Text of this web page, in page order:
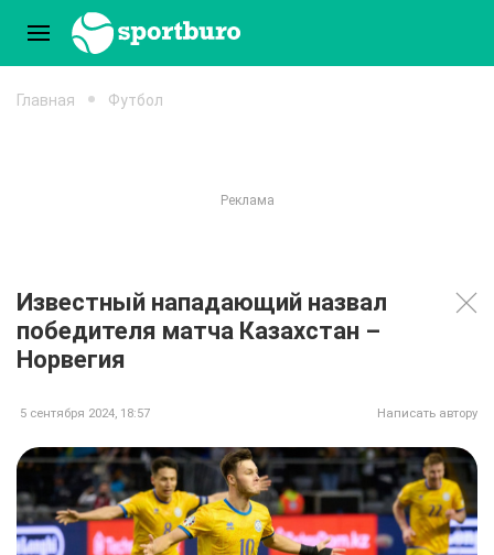
Главная Футбол
Известный нападающий назвал
победителя матча Казахстан –
Норвегия
5 сентября 2024, 18:57 Написать автору